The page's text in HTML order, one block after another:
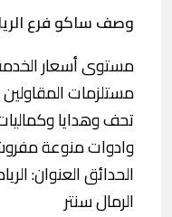
وصف ساكو فرع
مستلزمات المقاولين
تحف وهدايا
وادوات منوعة
الحدائق العنوان:
الرمال سنتر